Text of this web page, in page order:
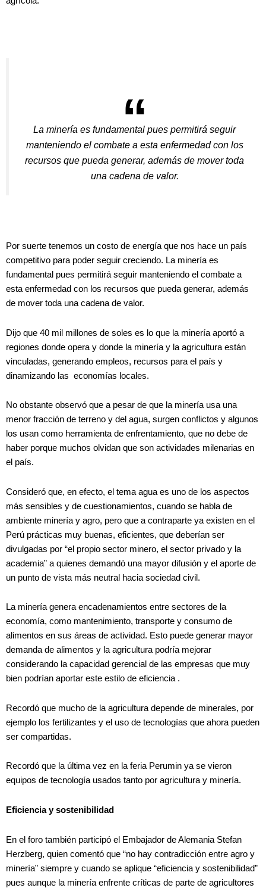
La minería es fundamental pues permitirá seguir
manteniendo el combate a esta enfermedad con los
recursos que pueda generar, además de mover toda
una cadena de valor.
Por suerte tenemos un costo de energía que nos hace un país
competitivo para poder seguir creciendo. La minería es
fundamental pues permitirá seguir manteniendo el combate a
esta enfermedad con los recursos que pueda generar, además
de mover toda una cadena de valor.
Dijo que 40 mil millones de soles es lo que la minería aportó a
regiones donde opera y donde la minería y la agricultura están
vinculadas, generando empleos, recursos para el país y
dinamizando las economías locales.
No obstante observó que a pesar de que la minería usa una
menor fracción de terreno y del agua, surgen conflictos y algunos
los usan como herramienta de enfrentamiento, que no debe de
haber porque muchos olvidan que son actividades milenarias en
el país.
Consideró que, en efecto, el tema agua es uno de los aspectos
más sensibles y de cuestionamientos, cuando se habla de
ambiente minería y agro, pero que a contraparte ya existen en el
Perú prácticas muy buenas, eficientes, que deberían ser
divulgadas por “el propio sector minero, el sector privado y la
academia” a quienes demandó una mayor difusión y el aporte de
un punto de vista más neutral hacia sociedad civil.
La minería genera encadenamientos entre sectores de la
economía, como mantenimiento, transporte y consumo de
alimentos en sus áreas de actividad. Esto puede generar mayor
demanda de alimentos y la agricultura podría mejorar
considerando la capacidad gerencial de las empresas que muy
bien podrían aportar este estilo de eficiencia .
Recordó que mucho de la agricultura depende de minerales, por
ejemplo los fertilizantes y el uso de tecnologías que ahora pueden
ser compartidas.
Recordó que la última vez en la feria Perumin ya se vieron
equipos de tecnología usados tanto por agricultura y minería.
Eficiencia y sostenibilidad
En el foro también participó el Embajador de Alemania Stefan
Herzberg, quien comentó que “no hay contradicción entre agro y
minería” siempre y cuando se aplique “eficiencia y sostenibilidad”
pues aunque la minería enfrente críticas de parte de agricultores